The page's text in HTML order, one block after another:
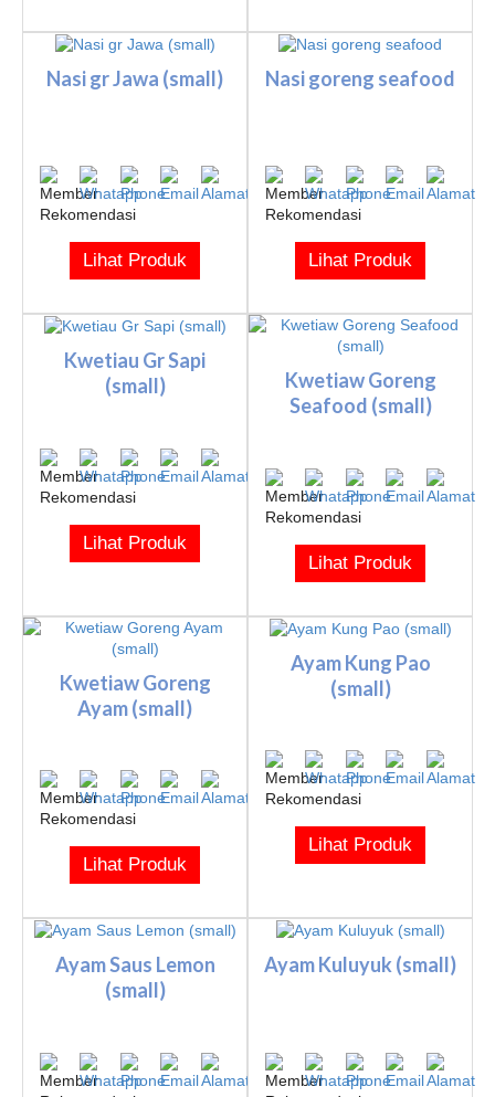
Nasi gr Jawa (small)
Lihat Produk
Nasi goreng seafood
Lihat Produk
Kwetiau Gr Sapi
(small)
Lihat Produk
Kwetiaw Goreng
Seafood (small)
Lihat Produk
Kwetiaw Goreng
Ayam (small)
Lihat Produk
Ayam Kung Pao
(small)
Lihat Produk
Ayam Saus Lemon
(small)
Ayam Kuluyuk (small)